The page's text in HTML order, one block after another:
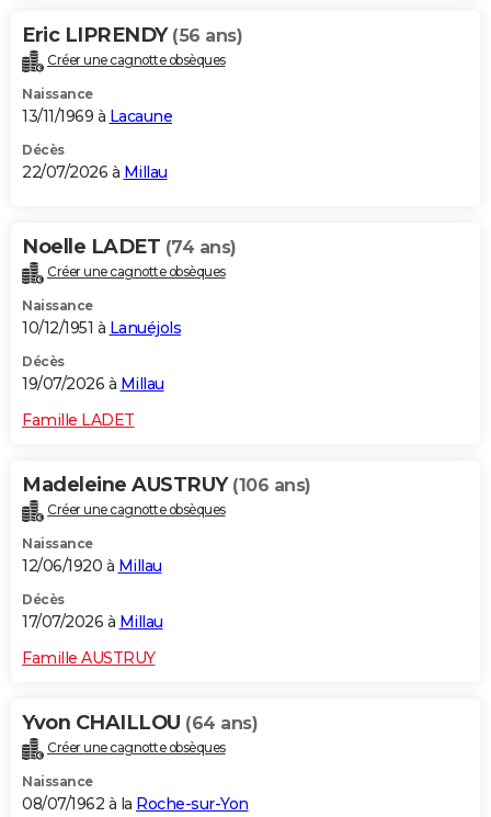
Eric LIPRENDY (56 ans)
Créer une cagnotte obsèques
Naissance
13/11/1969 à Lacaune
Décès
22/07/2026 à Millau
Noelle LADET (74 ans)
Créer une cagnotte obsèques
Naissance
10/12/1951 à Lanuéjols
Décès
19/07/2026 à Millau
Famille LADET
Madeleine AUSTRUY (106 ans)
Créer une cagnotte obsèques
Naissance
12/06/1920 à Millau
Décès
17/07/2026 à Millau
Famille AUSTRUY
Yvon CHAILLOU (64 ans)
Créer une cagnotte obsèques
Naissance
08/07/1962 à la Roche-sur-Yon